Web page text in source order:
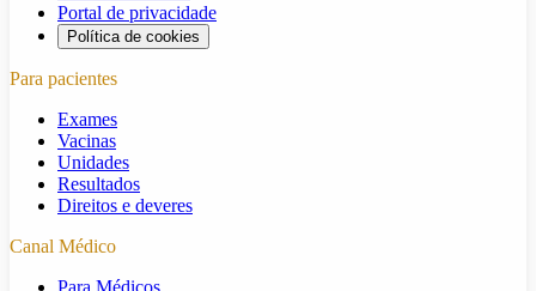
Portal de privacidade
Política de cookies
Para pacientes
Exames
Vacinas
Unidades
Resultados
Direitos e deveres
Canal Médico
Para Médicos